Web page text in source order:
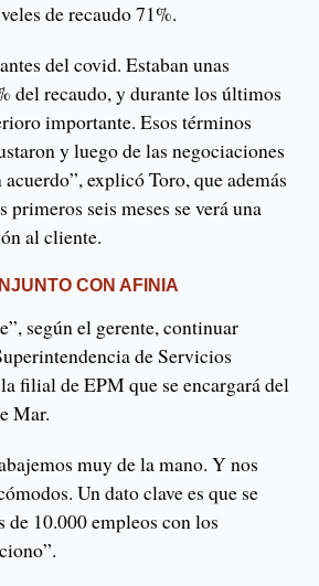
de recaudo 71%.
del covid. Estaban unas
del recaudo, y durante los últimos
importante. Esos términos
y luego de las negociaciones
explicó Toro, que además
seis meses se verá una
al cliente.
CON AFINIA
según el gerente, continuar
de Servicios
filial de EPM que se encargará del
Mar.
muy de la mano. Y nos
Un dato clave es que se
de 10.000 empleos con los